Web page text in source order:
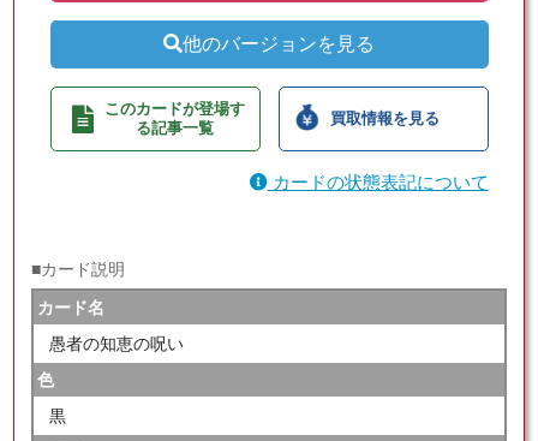
他のバージョンを見る
このカードが登場す
る記事一覧
買取情報を見る
カードの状態表記について
■カード説明
カード名
愚者の知恵の呪い
色
黒